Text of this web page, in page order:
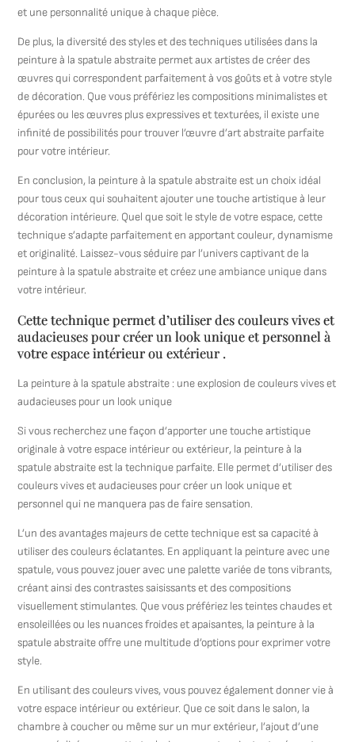
et une personnalité unique à chaque pièce.
De plus, la diversité des styles et des techniques utilisées dans la
peinture à la spatule abstraite permet aux artistes de créer des
œuvres qui correspondent parfaitement à vos goûts et à votre style
de décoration. Que vous préfériez les compositions minimalistes et
épurées ou les œuvres plus expressives et texturées, il existe une
infinité de possibilités pour trouver l’œuvre d’art abstraite parfaite
pour votre intérieur.
En conclusion, la peinture à la spatule abstraite est un choix idéal
pour tous ceux qui souhaitent ajouter une touche artistique à leur
décoration intérieure. Quel que soit le style de votre espace, cette
technique s’adapte parfaitement en apportant couleur, dynamisme
et originalité. Laissez-vous séduire par l’univers captivant de la
peinture à la spatule abstraite et créez une ambiance unique dans
votre intérieur.
Cette technique permet d’utiliser des couleurs vives et
audacieuses pour créer un look unique et personnel à
votre espace intérieur ou extérieur .
La peinture à la spatule abstraite : une explosion de couleurs vives et
audacieuses pour un look unique
Si vous recherchez une façon d’apporter une touche artistique
originale à votre espace intérieur ou extérieur, la peinture à la
spatule abstraite est la technique parfaite. Elle permet d’utiliser des
couleurs vives et audacieuses pour créer un look unique et
personnel qui ne manquera pas de faire sensation.
L’un des avantages majeurs de cette technique est sa capacité à
utiliser des couleurs éclatantes. En appliquant la peinture avec une
spatule, vous pouvez jouer avec une palette variée de tons vibrants,
créant ainsi des contrastes saisissants et des compositions
visuellement stimulantes. Que vous préfériez les teintes chaudes et
ensoleillées ou les nuances froides et apaisantes, la peinture à la
spatule abstraite offre une multitude d’options pour exprimer votre
style.
En utilisant des couleurs vives, vous pouvez également donner vie à
votre espace intérieur ou extérieur. Que ce soit dans le salon, la
chambre à coucher ou même sur un mur extérieur, l’ajout d’une